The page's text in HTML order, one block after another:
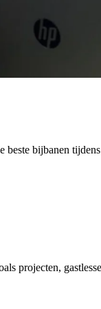
bijbanen
projecten,